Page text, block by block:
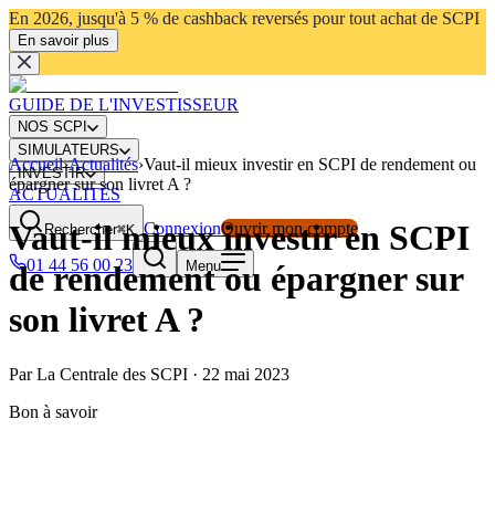
En 2026, jusqu'à 5 % de cashback reversés pour tout achat de SCPI
En savoir plus
GUIDE DE L'INVESTISSEUR
NOS SCPI
SIMULATEURS
INVESTIR
ACTUALITÉS
Rechercher⌘K ConnexionOuvrir mon compte
01 44 56 00 23
Menu
Accueil›Actualités›Vaut-il mieux investir en SCPI de rendement ou
épargner sur son livret A ?
Vaut-il mieux investir en SCPI
de rendement ou épargner sur
son livret A ?
Par La Centrale des SCPI · 22 mai 2023
Bon à savoir